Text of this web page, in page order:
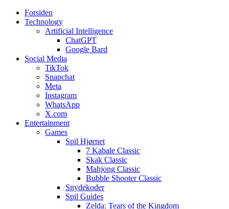
Web3zero.dk
Web3zero.dk
Forsiden
Technology
Artificial Intelligence
ChatGPT
Google Bard
Social Media
TikTok
Snapchat
Meta
Instagram
WhatsApp
X.com
Entertainment
Games
Spil Hjørnet
7 Kabale Classic
Skak Classic
Mahjong Classic
Bubble Shooter Classic
Snydekoder
Spil Guides
Zelda: Tears of the Kingdom